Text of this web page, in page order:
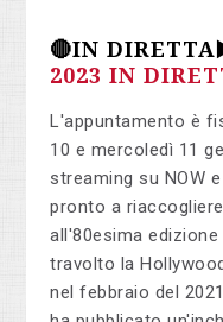
🔴IN
2023 IN
L'appuntamento è
10 e mercoledì 11
streaming su NOW
pronto a
all'80esima
travolto la
nel febbraio del